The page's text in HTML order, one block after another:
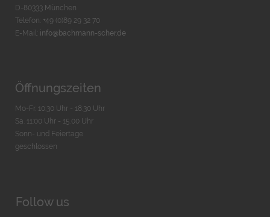
D-80333 München
Telefon: +49 (0)89 29 32 70
E-Mail: info@bachmann-scher.de
Öffnungszeiten
Mo-Fr. 10:30 Uhr - 18:30 Uhr
Sa. 11:00 Uhr - 15.00 Uhr
Sonn- und Feiertage
geschlossen
Follow us